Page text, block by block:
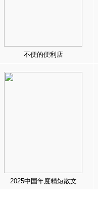
不便的便利店
2025中国年度精短散文